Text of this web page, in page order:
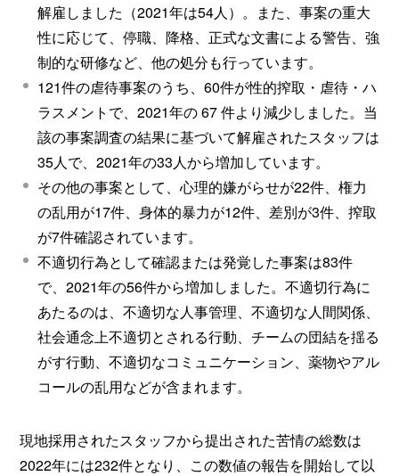
解雇しました（2021年は54人）。また、事案の重大
性に応じて、停職、降格、正式な文書による警告、強
制的な研修など、他の処分も行っています。
121件の虐待事案のうち、60件が性的搾取・虐待・ハ
ラスメントで、2021年の 67 件より減少しました。当
該の事案調査の結果に基づいて解雇されたスタッフは
35人で、2021年の33人から増加しています。
その他の事案として、心理的嫌がらせが22件、権力
の乱用が17件、身体的暴力が12件、差別が3件、搾取
が7件確認されています。
不適切行為として確認または発覚した事案は83件
で、2021年の56件から増加しました。不適切行為に
あたるのは、不適切な人事管理、不適切な人間関係、
社会通念上不適切とされる行動、チームの団結を揺る
がす行動、不適切なコミュニケーション、薬物やアル
コールの乱用などが含まれます。
現地採用されたスタッフから提出された苦情の総数は
2022年には232件となり、この数値の報告を開始して以